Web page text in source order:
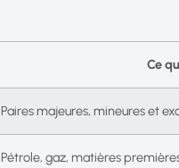
Ce
Paires majeures, mineures et
Pétrole, gaz, matières